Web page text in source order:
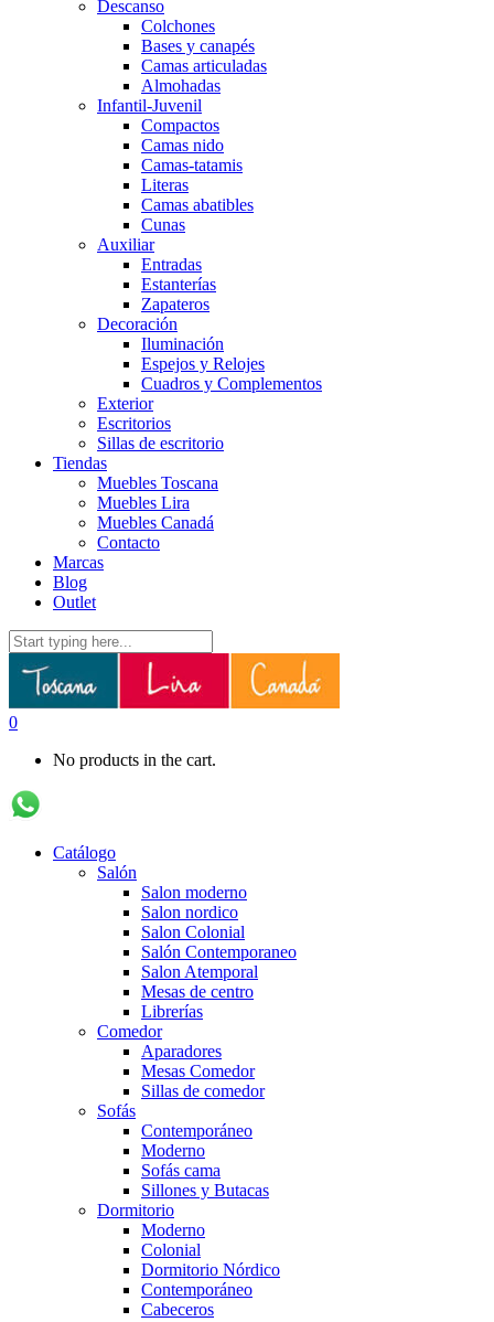
Descanso
Colchones
Bases y canapés
Camas articuladas
Almohadas
Infantil-Juvenil
Compactos
Camas nido
Camas-tatamis
Literas
Camas abatibles
Cunas
Auxiliar
Entradas
Estanterías
Zapateros
Decoración
Iluminación
Espejos y Relojes
Cuadros y Complementos
Exterior
Escritorios
Sillas de escritorio
Tiendas
Muebles Toscana
Muebles Lira
Muebles Canadá
Contacto
Marcas
Blog
Outlet
0
No products in the cart.
Catálogo
Salón
Salon moderno
Salon nordico
Salon Colonial
Salón Contemporaneo
Salon Atemporal
Mesas de centro
Librerías
Comedor
Aparadores
Mesas Comedor
Sillas de comedor
Sofás
Contemporáneo
Moderno
Sofás cama
Sillones y Butacas
Dormitorio
Moderno
Colonial
Dormitorio Nórdico
Contemporáneo
Cabeceros